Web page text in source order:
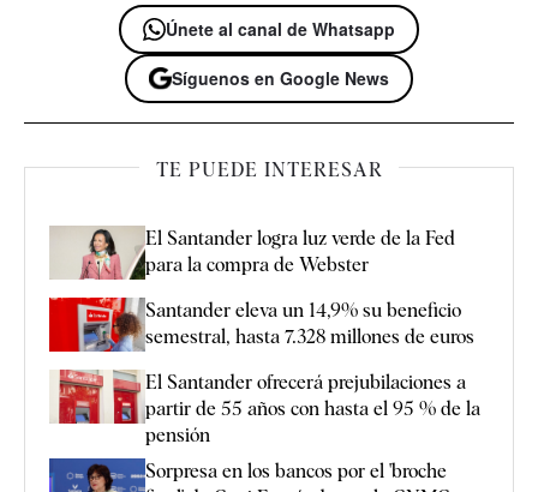
Únete al canal de Whatsapp
Síguenos en Google News
TE PUEDE INTERESAR
El Santander logra luz verde de la Fed
para la compra de Webster
Santander eleva un 14,9% su beneficio
semestral, hasta 7.328 millones de euros
El Santander ofrecerá prejubilaciones a
partir de 55 años con hasta el 95 % de la
pensión
Sorpresa en los bancos por el 'broche